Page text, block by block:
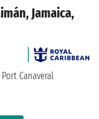
Jamaica,
Port Canaveral